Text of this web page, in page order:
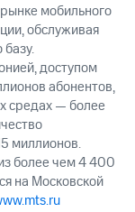
мобильного
обслуживая
доступом
абонентов,
средах — более
миллионов.
более чем 4 400
на Московской